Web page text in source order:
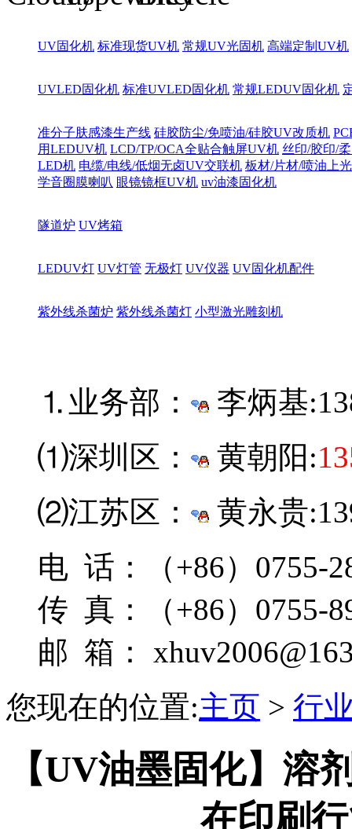
UV固化机 标准现货UV机 常规UV光固机 高端定制UV机
UVLED固化机 标准UVLED固化机 常规LEDUV固化机
准分子肤感漆生产线 硅胶防尘/免喷油/硅胶UV改质机
用LEDUV机 LCD/TP/OCA全贴合触屏UV机 丝印/胶印/
LED机 电缆/电线/低烟无卤UV交联机 板材/片材/喷油上
学音圈膜喇叭 眼镜镜框UV机 uv油漆固化机
隧道炉 UV烤箱
LEDUV灯 UV灯管 无极灯 UV仪器 UV固化机配件
紫外线杀菌炉 紫外线杀菌灯 小型激光雕刻机
⒈业务部： 李炳基:
⑴深圳区：
黄朝阳:
⑵江苏区：
黄永贵
电 话：（+86）0755-
传 真：（+86）0755-
邮 箱：
您现在的位置:主页 > 行
【UV油墨固化】溶
在印刷